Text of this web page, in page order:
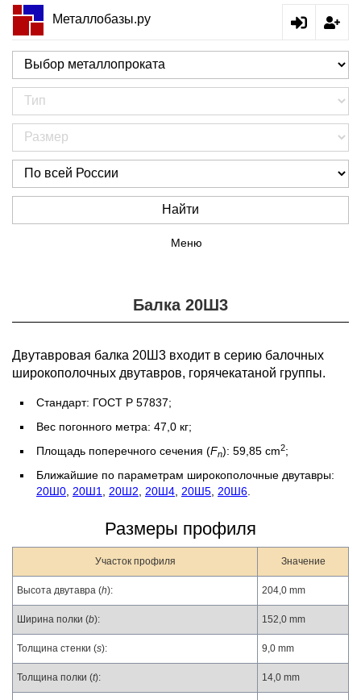
Металлобазы.ру
Найти
Меню
Балка 20Ш3
Двутавровая балка 20Ш3 входит в серию балочных
широкополочных двутавров, горячекатаной группы.
Стандарт: ГОСТ Р 57837;
Вес погонного метра: 47,0 кг;
Площадь поперечного сечения (Fn): 59,85 cm2;
Ближайшие по параметрам широкополочные двутавры:
20Ш0 20Ш1 20Ш2 20Ш4 20Ш5 20Ш6
Размеры профиля
Участок профиля Значение
Высота двутавра (h): 204,0 mm
Ширина полки (b): 152,0 mm
Толщина стенки (s): 9,0 mm
Толщина полки (t): 14,0 mm